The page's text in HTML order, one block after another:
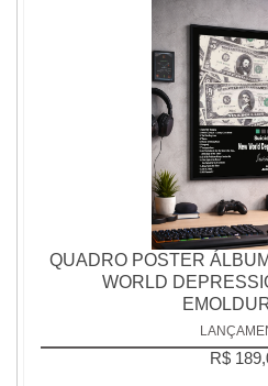
QUADRO POSTER
WORLD
R$